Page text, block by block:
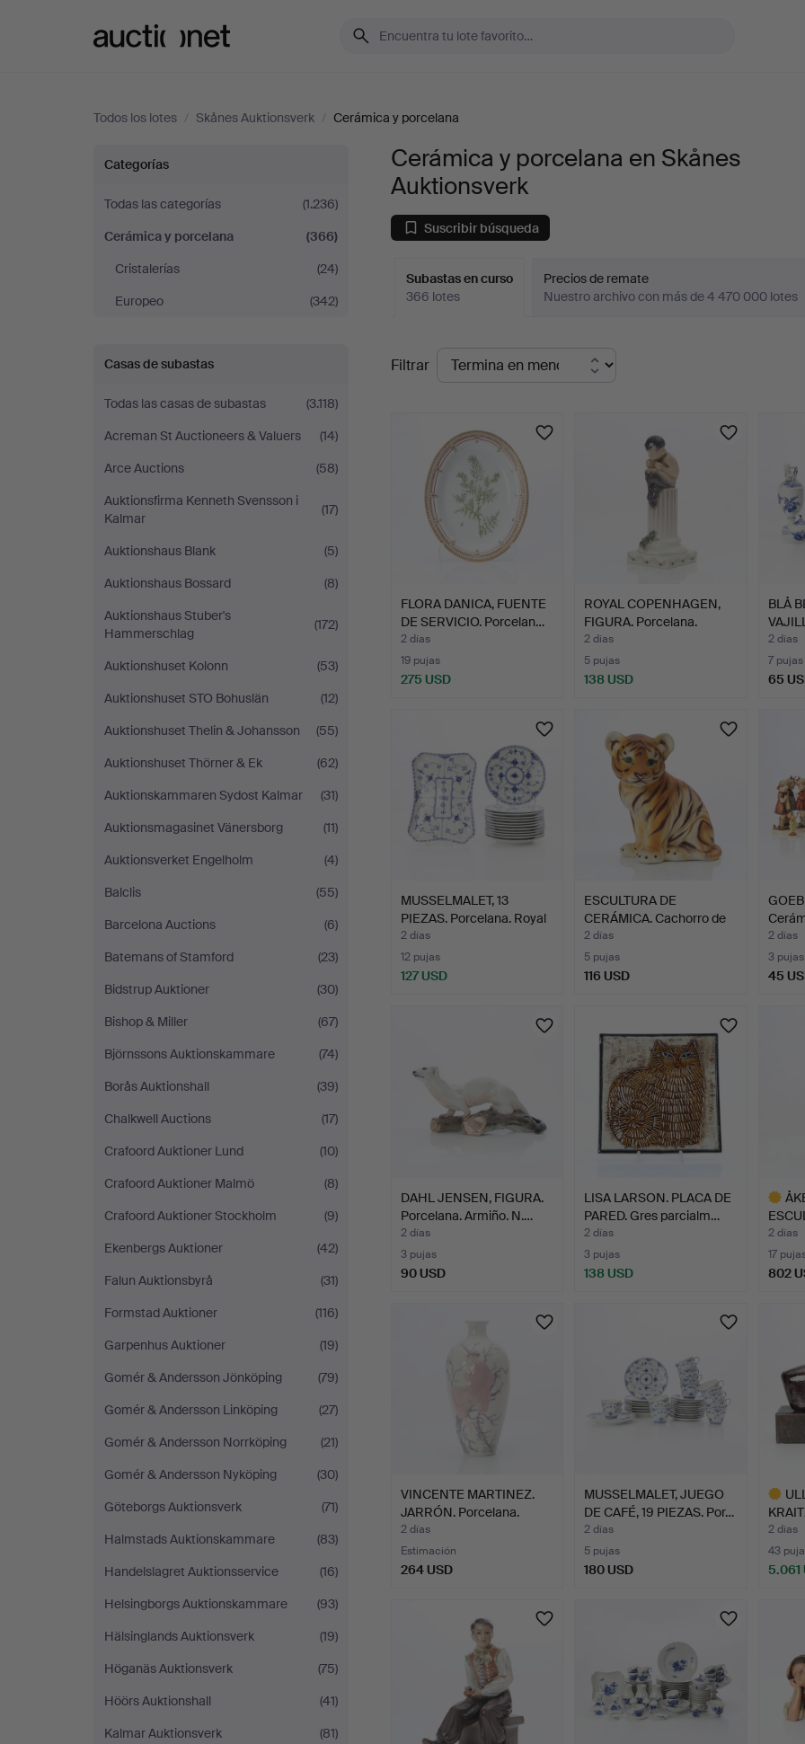
Todos los lotes / Skånes Auktionsverk / Cerámica y porcelana
Cerámica
y
porcelana
en
Auktionsverk
Categorías
Todas las categorías
(1.236)
Cerámica y porcelana
(366)
Cristalerías
(24)
Europeo
(342)
Casas de subastas
Todas las casas de subastas
(3.118)
Acreman St Auctioneers & Valuers
(14)
Arce Auctions
(58)
Auktionsfirma Kenneth Svensson i
Kalmar
(17)
Auktionshaus Blank
(5)
Auktionshaus Bossard
(8)
Auktionshaus Stuber's
Hammerschlag
(172)
Auktionshuset Kolonn
(53)
Auktionshuset STO Bohuslän
(12)
Auktionshuset Thelin & Johansson
(55)
Auktionshuset Thörner & Ek
(62)
Auktionskammaren Sydost Kalmar
(31)
Auktionsmagasinet Vänersborg
(11)
Auktionsverket Engelholm
(4)
Balclis
(55)
Barcelona Auctions
(6)
Batemans of Stamford
(23)
Bidstrup Auktioner
(30)
Bishop & Miller
(67)
Björnssons Auktionskammare
(74)
Borås Auktionshall
(39)
Chalkwell Auctions
(17)
Crafoord Auktioner Lund
(10)
Crafoord Auktioner Malmö
(8)
Crafoord Auktioner Stockholm
(9)
Ekenbergs Auktioner
(42)
Falun Auktionsbyrå
(31)
Formstad Auktioner
(116)
Garpenhus Auktioner
(19)
Gomér & Andersson Jönköping
(79)
Gomér & Andersson Linköping
(27)
Gomér & Andersson Norrköping
(21)
Gomér & Andersson Nyköping
(30)
Göteborgs Auktionsverk
(71)
Halmstads Auktionskammare
(83)
Handelslagret Auktionsservice
(16)
Helsingborgs Auktionskammare
(93)
Hälsinglands Auktionsverk
(19)
Höganäs Auktionsverk
(75)
Höörs Auktionshall
(41)
Kalmar Auktionsverk
(81)
Cerámica y porcelana en Skånes
Auktionsverk
Suscribir búsqueda
Subastas en curso
366 lotes
Precios de remate
Nuestro archivo con más de 4 470 000 lotes
Subastas
en
Filtrar
FLORA DANICA, FUENTE
DE SERVICIO. Porcelan…
2 días
19 pujas
275 USD
ROYAL COPENHAGEN,
FIGURA. Porcelana.
Fauno…
2 días
5 pujas
138 USD
BLÅ
2 días
7 pujas
65
MUSSELMALET, 13
PIEZAS. Porcelana. Royal
C…
2 días
12 pujas
127 USD
ESCULTURA DE
CERÁMICA. Cachorro de
tigre. …
2 días
5 pujas
116 USD
2 días
3 pujas
45
DAHL JENSEN, FIGURA.
Porcelana. Armiño. N.…
2 días
3 pujas
90 USD
LISA LARSON. PLACA DE
PARED. Gres parcialm…
2 días
3 pujas
138 USD
2 días
17
802
VINCENTE MARTINEZ.
JARRÓN. Porcelana.
Tree…
2 días
Estimación
264 USD
MUSSELMALET, JUEGO
DE CAFÉ, 19 PIEZAS. Por…
2 días
5 pujas
180 USD
2 días
43
5.061